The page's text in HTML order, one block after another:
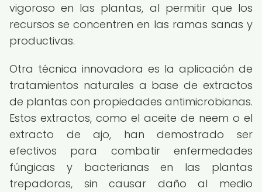
vigoroso en las plantas, al permitir que los
recursos se concentren en las ramas sanas y
productivas.
Otra técnica innovadora es la aplicación de
tratamientos naturales a base de extractos
de plantas con propiedades antimicrobianas.
Estos extractos, como el aceite de neem o el
extracto de ajo, han demostrado ser
efectivos para combatir enfermedades
fúngicas y bacterianas en las plantas
trepadoras, sin causar daño al medio